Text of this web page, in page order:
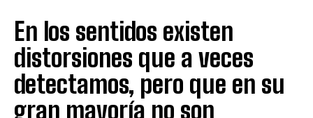
En los sentidos existen
distorsiones que a veces
detectamos, pero que en su
gran mayoría no son